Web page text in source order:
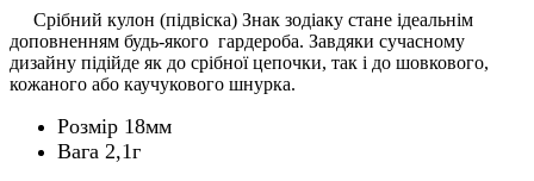
Срібний кулон (підвіска) Знак зодіаку стане ідеальнім
доповненням будь-якого гардероба. Завдяки сучасному
дизайну підійде як до срібної цепочки, так і до шовкового,
кожаного або каучукового шнурка.
Розмір 18мм
Вага 2,1г